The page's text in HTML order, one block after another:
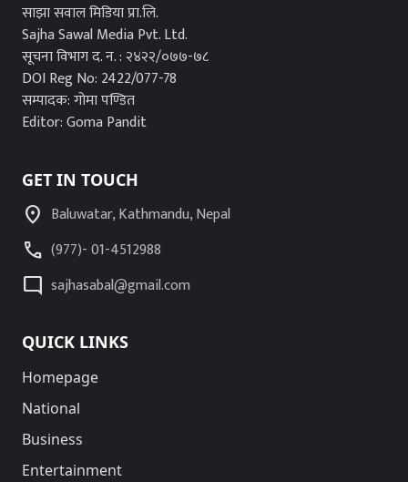
साझा सवाल मिडिया प्रा.लि.
Sajha Sawal Media Pvt. Ltd.
सूचना विभाग द. न. : २४२२/०७७-७८
DOI Reg No: 2422/077-78
सम्पादक: गोमा पण्डित
Editor: Goma Pandit
GET IN TOUCH
location_on Baluwatar, Kathmandu, Nepal
call (977)- 01-4512988
mode_comment sajhasabal@gmail.com
QUICK LINKS
Homepage
National
Business
Entertainment